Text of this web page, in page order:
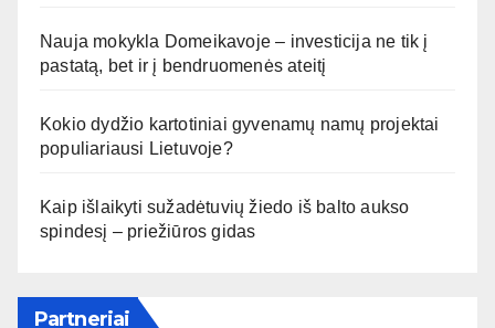
Nauja mokykla Domeikavoje – investicija ne tik į
pastatą, bet ir į bendruomenės ateitį
Kokio dydžio kartotiniai gyvenamų namų projektai
populiariausi Lietuvoje?
Kaip išlaikyti sužadėtuvių žiedo iš balto aukso
spindesį – priežiūros gidas
Partneriai